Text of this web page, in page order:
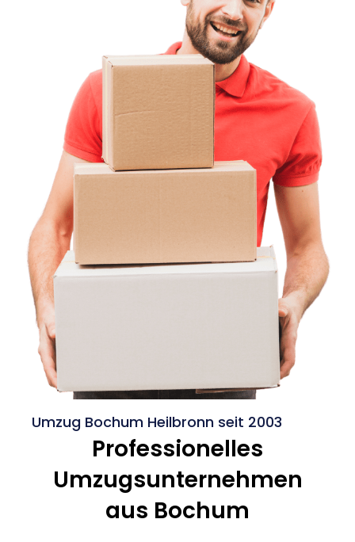
Umzug Bochum Heilbronn seit 2003
Professionelles
Umzugsunternehmen
aus Bochum